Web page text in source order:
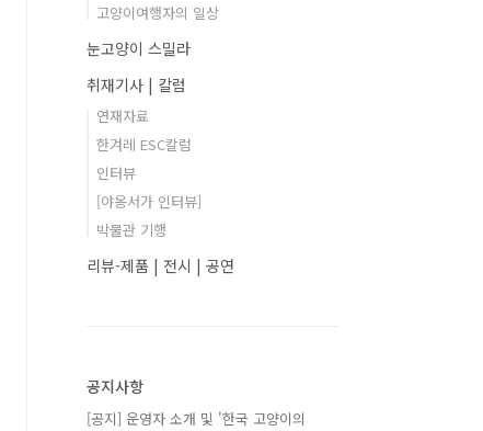
고양이여행자의 일상
눈고양이 스밀라
취재기사 | 칼럼
연재자료
한겨레 ESC칼럼
인터뷰
[야옹서가 인터뷰]
박물관 기행
리뷰-제품 | 전시 | 공연
공지사항
[공지] 운영자 소개 및 '한국 고양이의